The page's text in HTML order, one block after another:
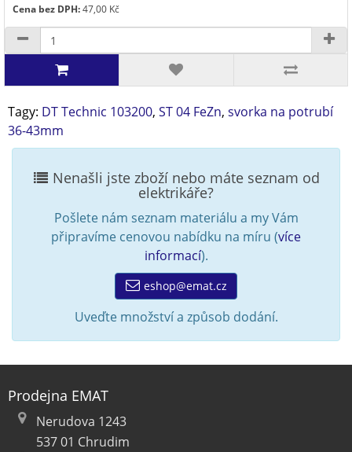
Cena bez DPH:47,00 Kč
Tagy: DT Technic 103200, ST 04 FeZn, svorka na potrubí
36-43mm
Nenašli jste zboží nebo máte seznam od
elektrikáře?
Pošlete nám seznam materiálu a my Vám
připravíme cenovou nabídku na míru (více
informací).
eshop@emat.cz
Uveďte množství a způsob dodání.
Prodejna EMAT
Nerudova 1243
537 01 Chrudim